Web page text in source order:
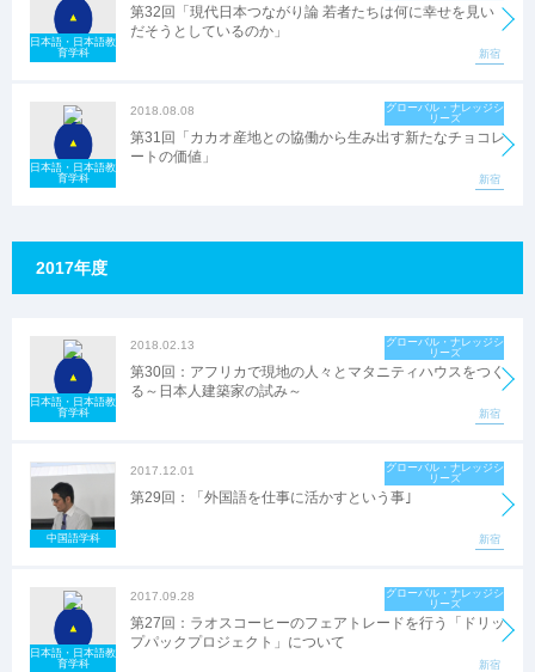
第32回「現代日本つながり論 若者たちは何に幸せを見い
だそうとしているのか」
新宿
日本語・日本語教
育学科
2018.08.08
グローバル・ナレッジシ
リーズ
第31回「カカオ産地との協働から生み出す新たなチョコレ
ートの価値」
新宿
日本語・日本語教
育学科
2017年度
2018.02.13
グローバル・ナレッジシ
リーズ
第30回：アフリカで現地の人々とマタニティハウスをつく
る～日本人建築家の試み～
新宿
日本語・日本語教
育学科
2017.12.01
グローバル・ナレッジシ
リーズ
第29回：「外国語を仕事に活かすという事｣
新宿
中国語学科
2017.09.28
グローバル・ナレッジシ
リーズ
第27回：ラオスコーヒーのフェアトレードを行う「ドリッ
プパックプロジェクト」について
新宿
日本語・日本語教
育学科